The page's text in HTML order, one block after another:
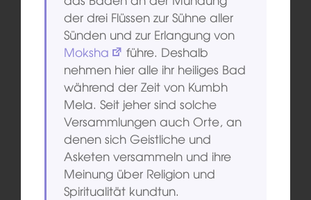
der drei Flüssen zur Sühne aller
Sünden und zur Erlangung von
Moksha
führe. Deshalb
nehmen hier alle ihr heiliges Bad
während der Zeit von Kumbh
Mela. Seit jeher sind solche
Versammlungen auch Orte, an
denen sich Geistliche und
Asketen versammeln und ihre
Meinung über Religion und
Spiritualität kundtun.